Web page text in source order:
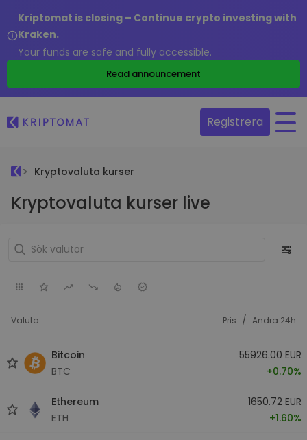
Kriptomat is closing – Continue crypto investing with
Kraken.
Your funds are safe and fully accessible.
Read announcement
Registrera
Kryptovaluta kurser
Kryptovaluta kurser live
Valuta Pris / Ändra 24h
Bitcoin
BTC
55926.00 EUR
+0.70%
Ethereum
ETH
1650.72 EUR
+1.60%